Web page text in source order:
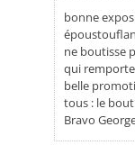
bonne
ne boutisse
qui
belle
tous : le
Bravo